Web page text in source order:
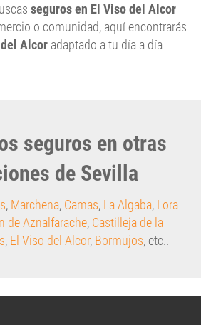
seguros en El Viso del Alcor
o comunidad, aquí encontrarás
Alcor adaptado a tu día a día
seguros en otras
de Sevilla
, Marchena, Camas, La Algaba, Lora
de Aznalfarache, Castilleja de la
, El Viso del Alcor, Bormujos, etc..